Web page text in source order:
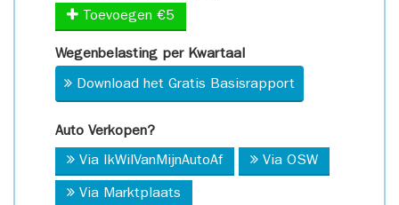
Toevoegen €5
Wegenbelasting per Kwartaal
Download het Gratis Basisrapport
Auto Verkopen?
Via IkWilVanMijnAutoAf Via OSW
Via Marktplaats